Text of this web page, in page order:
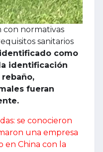
con normativas
sanitarios
como
identificación
fueran
se conocieron
una empresa
en China con la